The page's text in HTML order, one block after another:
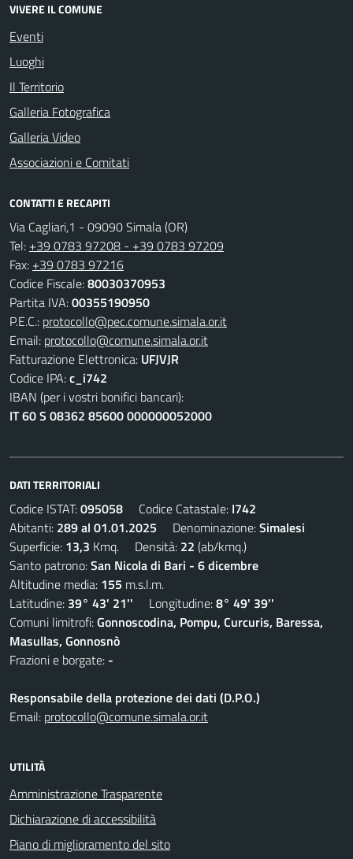
VIVERE IL COMUNE
Eventi
Luoghi
Il Territorio
Galleria Fotografica
Galleria Video
Associazioni e Comitati
CONTATTI E RECAPITI
Via Cagliari,1 - 09090 Simala (OR)
Tel: +39 0783 97208 - +39 0783 97209
Fax: +39 0783 97216
Codice Fiscale:80030370953
Partita IVA:00355190950
P.E.C.: protocollo@pec.comune.simala.or.it
Email: protocollo@comune.simala.or.it
Fatturazione Elettronica: UFJVJR
Codice IPA:c_i742
IBAN (per i vostri bonifici bancari):
IT 60 S 08362 85600 000000052000
DATI TERRITORIALI
Codice ISTAT:095058 Codice Catastale: I742
Abitanti: 289 al 01.01.2025 Denominazione:Simalesi
Superficie: 13,3 Kmq. Densità: 22 (ab/kmq.)
Santo patrono:San Nicola di Bari - 6 dicembre
Altitudine media: 155 m.s.l.m.
Latitudine: 39° 43' 21'' Longitudine:8° 49' 39''
Comuni limitrofi:Gonnoscodina, Pompu, Curcuris, Baressa,
Masullas, Gonnosnò
Frazioni e borgate: -
Responsabile della protezione dei dati (D.P.O.)
Email: protocollo@comune.simala.or.it
UTILITÀ
Amministrazione Trasparente
Dichiarazione di accessibilità
Piano di miglioramento del sito